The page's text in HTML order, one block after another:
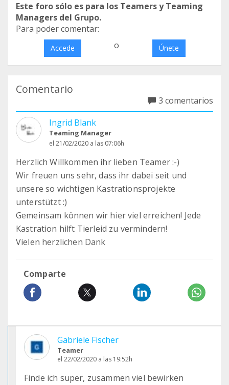
Este foro sólo es para los Teamers y Teaming
Managers del Grupo.
Para poder comentar:
Accede o Únete
Comentario
3 comentarios
Ingrid Blank
Teaming Manager
el 21/02/2020 a las 07:06h
Herzlich Willkommen ihr lieben Teamer :-)
Wir freuen uns sehr, dass ihr dabei seit und
unsere so wichtigen Kastrationsprojekte
unterstützt :)
Gemeinsam können wir hier viel erreichen! Jede
Kastration hilft Tierleid zu vermindern!
Vielen herzlichen Dank
Comparte
Gabriele Fischer
Teamer
el 22/02/2020 a las 19:52h
Finde ich super, zusammen viel bewirken